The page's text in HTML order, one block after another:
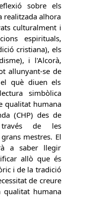
sobre els
realitzada alhora
culturalment i
espirituals,
cristiana), els
i l'Alcorà,
allunyant-se de
què diuen els
simbòlica
qualitat humana
(CHP) des de
través de les
mestres. El
a saber llegir
allò que és
i de la tradició
de creure
humana